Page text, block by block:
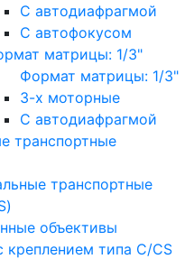
С автодиафрагмой
С автофокусом
матрицы: 1/3"
Формат матрицы: 1/3"
3-х моторные
С автодиафрагмой
транспортные
транспортные
объективы
креплением типа C/CS